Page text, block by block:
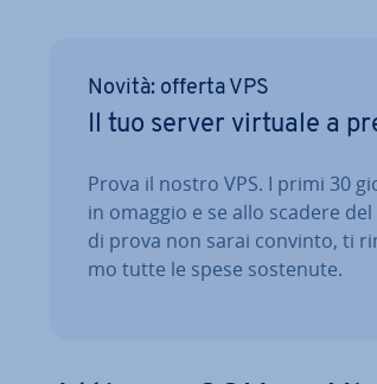
Novità: offerta VPS
Il tuo server virtuale a
Prova il nostro VPS. I primi 30
in omaggio e se allo scadere
di prova non sarai convinto, ti
mo tutte le spese sostenute.